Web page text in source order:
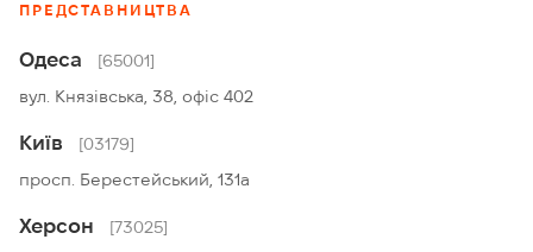
ПРЕДСТАВНИЦТВА
Одеса
[65001]
вул. Князівська, 38, офіс 402
Київ
[03179]
просп. Берестейський, 131а
Херсон
[73025]